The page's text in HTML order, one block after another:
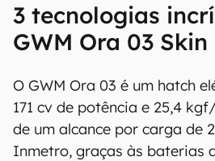
3 tecnologias
GWM Ora 03 Skin
O GWM Ora 03 é um hatch
171 cv de potência e 25,4
de um alcance por carga de
Inmetro, graças às baterias